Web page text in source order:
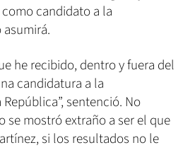
candidato a la
he recibido, dentro y fuera del
candidatura a la
sentenció. No
se mostró extraño a ser el que
si los resultados no le